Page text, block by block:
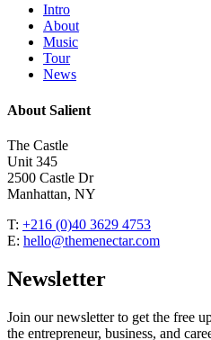
Close
Menu
Intro
About
Music
Tour
News
About Salient
The Castle
Unit 345
2500 Castle Dr
Manhattan, NY
T: +216 (0)40 3629 4753
E: hello@themenectar.com
Newsletter
Join our newsletter to get the free
the entrepreneur, business, and